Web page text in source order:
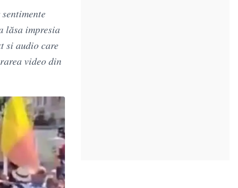
lăsa impresia
si audio care
video din